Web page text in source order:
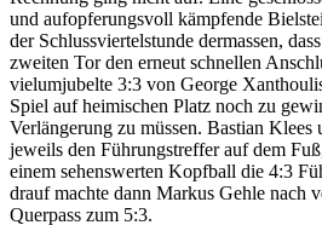
und aufopferungsvoll kämpfende
der Schlussviertelstunde dermassen,
zweiten Tor den erneut schnellen
vielumjubelte 3:3 von George
Spiel auf heimischen Platz noch zu
Verlängerung zu müssen. Bastian Klees
jeweils den Führungstreffer auf dem
einem sehenswerten Kopfball die 4:3
drauf machte dann Markus Gehle nach
Querpass zum 5:3.